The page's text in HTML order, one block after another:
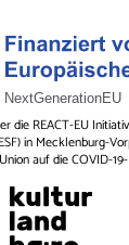
die REACT-EU
in Mecklenburg-
auf die COVID-